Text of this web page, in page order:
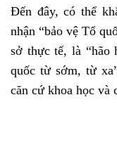
Đến đây, có thể
nhận “bảo vệ Tổ
sở thực tế, là “hão
quốc từ sớm, từ
căn cứ khoa học và